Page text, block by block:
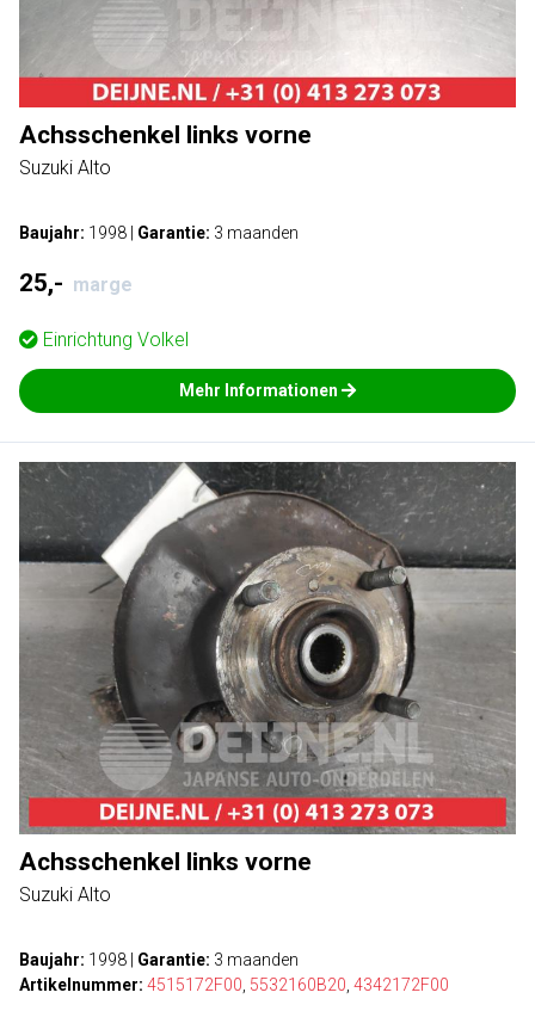
Achsschenkel links vorne
Suzuki Alto
Baujahr: 1998 Garantie: 3 maanden
25,- marge
Einrichtung Volkel
Mehr Informationen
Achsschenkel links vorne
Suzuki Alto
Baujahr: 1998 Garantie: 3 maanden
Artikelnummer: 4515172F00 5532160B20 4342172F00